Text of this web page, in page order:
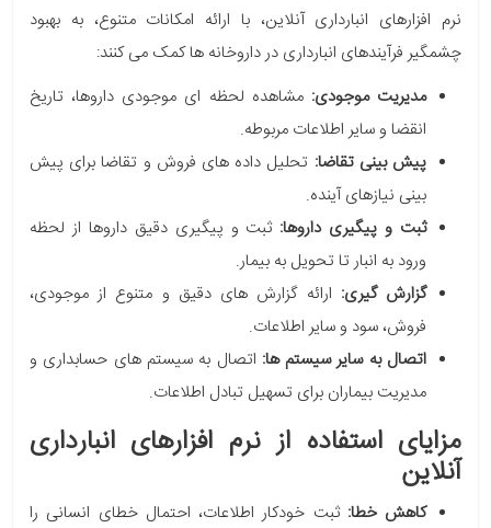
نرم افزارهای انبارداری آنلاین، با ارائه امکانات متنوع، به بهبود
چشمگیر فرآیندهای انبارداری در داروخانه ها کمک می کنند:
مدیریت موجودی: مشاهده لحظه ای موجودی داروها، تاریخ
انقضا و سایر اطلاعات مربوطه.
پیش بینی تقاضا: تحلیل داده های فروش و تقاضا برای پیش
بینی نیازهای آینده.
ثبت و پیگیری داروها: ثبت و پیگیری دقیق داروها از لحظه
ورود به انبار تا تحویل به بیمار.
گزارش گیری: ارائه گزارش های دقیق و متنوع از موجودی،
فروش، سود و سایر اطلاعات.
اتصال به سایر سیستم ها: اتصال به سیستم های حسابداری و
مدیریت بیماران برای تسهیل تبادل اطلاعات.
مزایای استفاده از نرم افزارهای انبارداری
آنلاین
کاهش خطا: ثبت خودکار اطلاعات، احتمال خطای انسانی را